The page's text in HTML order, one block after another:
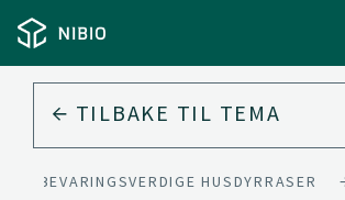
TILBAKE TIL TEMA
BEVARINGSVERDIGE HUSDYRRASER